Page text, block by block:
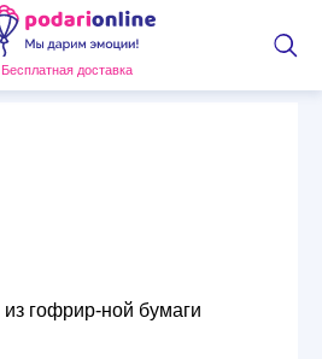
Бесплатная доставка